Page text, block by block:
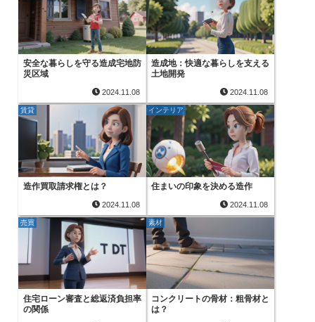
安全な暮らしを守る造成宅地防
災区域
2024.11.08
造成地：快適な暮らしを支える
土地開発
2024.11.08
賃貸
造作買取請求権とは？
2024.11.08
インテリア
住まいの印象を決める造作
2024.11.08
売買
住宅ローン審査と総返済負担率
の関係
素材
コンクリートの骨材：粗骨材と
は？